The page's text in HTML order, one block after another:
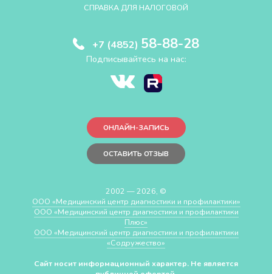
СПРАВКА ДЛЯ НАЛОГОВОЙ
+7 (4852) 58-88-28
Подписывайтесь на нас:
ОНЛАЙН-ЗАПИСЬ
ОСТАВИТЬ ОТЗЫВ
2002 — 2026, ©
ООО «Медицинский центр диагностики и профилактики»
ООО «Медицинский центр диагностики и профилактики
Плюс»
ООО «Медицинский центр диагностики и профилактики
«Cодружество»
Сайт носит информационный характер. Не является